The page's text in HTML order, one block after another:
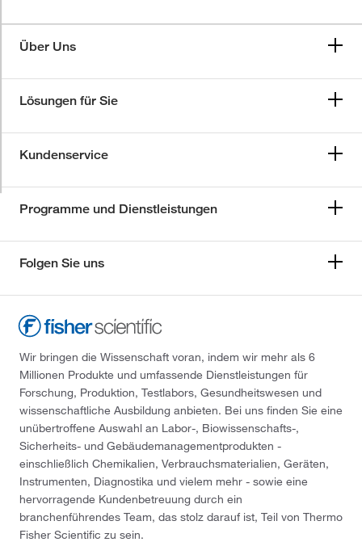
Über Uns
Lösungen für Sie
Kundenservice
Programme und Dienstleistungen
Folgen Sie uns
Wir bringen die Wissenschaft voran, indem wir mehr als 6
Millionen Produkte und umfassende Dienstleistungen für
Forschung, Produktion, Testlabors, Gesundheitswesen und
wissenschaftliche Ausbildung anbieten. Bei uns finden Sie eine
unübertroffene Auswahl an Labor-, Biowissenschafts-,
Sicherheits- und Gebäudemanagementprodukten -
einschließlich Chemikalien, Verbrauchsmaterialien, Geräten,
Instrumenten, Diagnostika und vielem mehr - sowie eine
hervorragende Kundenbetreuung durch ein
branchenführendes Team, das stolz darauf ist, Teil von Thermo
Fisher Scientific zu sein.